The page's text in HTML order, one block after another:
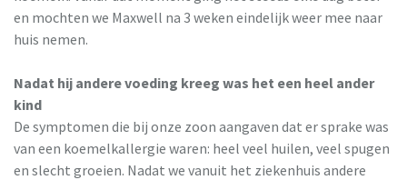
en mochten we Maxwell na 3 weken eindelijk weer mee naar
huis nemen.
Nadat hij andere voeding kreeg was het een heel ander
kind
De symptomen die bij onze zoon aangaven dat er sprake was
van een koemelkallergie waren: heel veel huilen, veel spugen
en slecht groeien. Nadat we vanuit het ziekenhuis andere